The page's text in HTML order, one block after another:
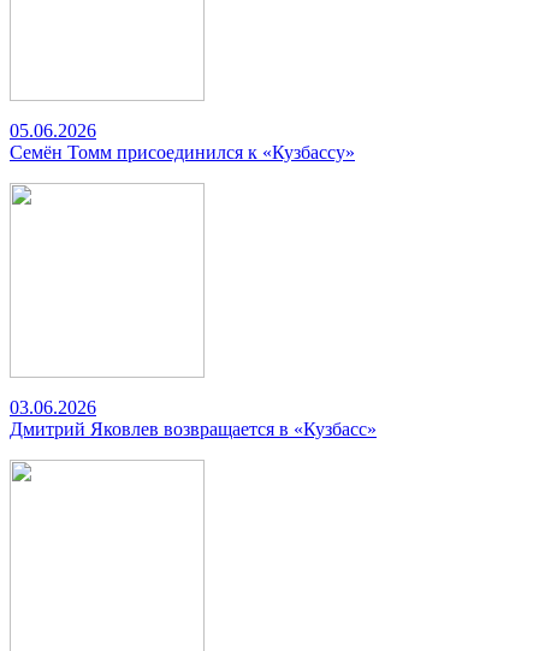
05.06.2026
Семён Томм присоединился к «Кузбассу»
03.06.2026
Дмитрий Яковлев возвращается в «Кузбасс»